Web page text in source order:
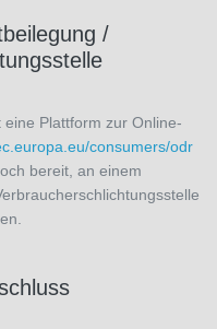
/
Plattform zur Online-
consumers/odr
bereit, an einem